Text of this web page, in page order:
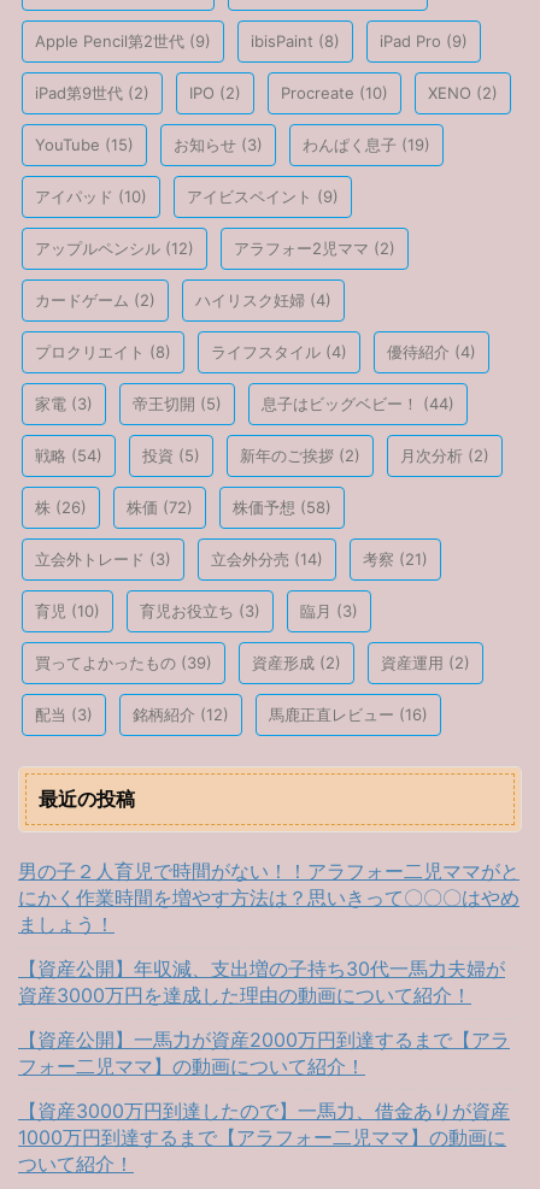
Apple Pencil第2世代 (9) ibisPaint (8) iPad Pro (9)
iPad第9世代 (2) IPO (2) Procreate (10) XENO (2)
YouTube (15) お知らせ (3) わんぱく息子 (19)
アイパッド (10) アイビスペイント (9)
アップルペンシル (12) アラフォー2児ママ (2)
カードゲーム (2) ハイリスク妊婦 (4)
プロクリエイト (8) ライフスタイル (4) 優待紹介 (4)
家電 (3) 帝王切開 (5) 息子はビッグベビー！ (44)
戦略 (54) 投資 (5) 新年のご挨拶 (2) 月次分析 (2)
株 (26) 株価 (72) 株価予想 (58)
立会外トレード (3) 立会外分売 (14) 考察 (21)
育児 (10) 育児お役立ち (3) 臨月 (3)
買ってよかったもの (39) 資産形成 (2) 資産運用 (2)
配当 (3) 銘柄紹介 (12) 馬鹿正直レビュー (16)
最近の投稿
男の子２人育児で時間がない！！アラフォー二児ママがと
にかく作業時間を増やす方法は？思いきって〇〇〇はやめ
ましょう！
【資産公開】年収減、支出増の子持ち30代一馬力夫婦が
資産3000万円を達成した理由の動画について紹介！
【資産公開】一馬力が資産2000万円到達するまで【アラ
フォー二児ママ】の動画について紹介！
【資産3000万円到達したので】一馬力、借金ありが資産
1000万円到達するまで【アラフォー二児ママ】の動画に
ついて紹介！